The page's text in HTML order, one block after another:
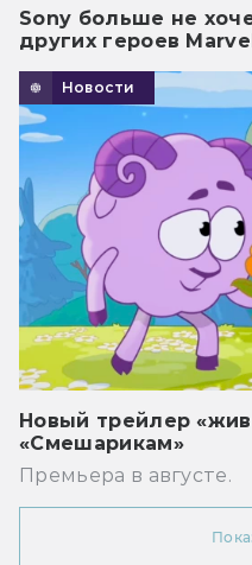
Sony больше не
других героев
Новости
Новый трейлер
«Смешарикам»
Премьера в августе.